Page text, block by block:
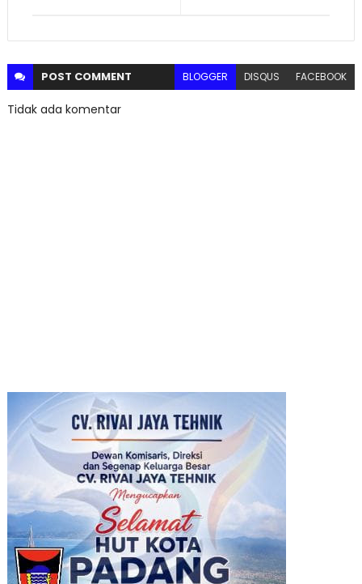
POST COMMENT BLOGGER DISQUS FACEBOOK
Tidak ada komentar